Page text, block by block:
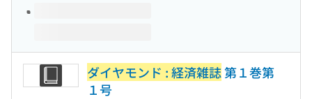
ダイヤモンド : 経済雑誌第１巻第
１号